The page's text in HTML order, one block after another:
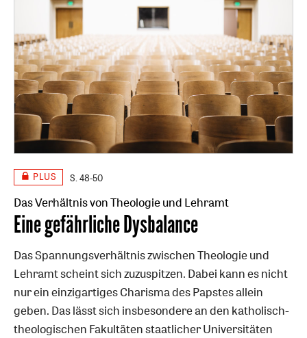
PLUS S. 48-50
Das Verhältnis von Theologie und Lehramt
:
Eine gefährliche Dysbalance
Das Spannungsverhältnis zwischen Theologie und
Lehramt scheint sich zuzuspitzen. Dabei kann es nicht
nur ein einzigartiges Charisma des Papstes allein
geben. Das lässt sich insbesondere an den katholisch-
theologischen Fakultäten staatlicher Universitäten